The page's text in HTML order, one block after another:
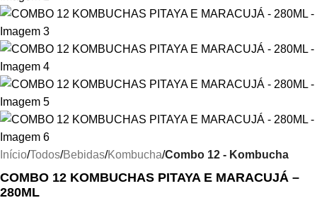
Início Todos Bebidas Kombucha Combo 12 - Kombucha
COMBO 12 KOMBUCHAS PITAYA E MARACUJÁ –
280ML